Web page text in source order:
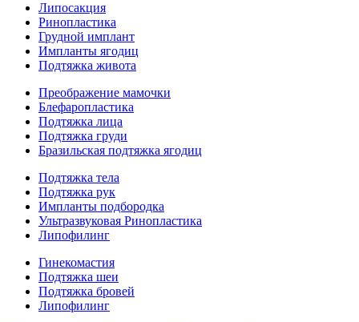
Липосакция
Ринопластика
Грудной имплант
Импланты ягодиц
Подтяжка живота
Преображение мамочки
Блефаропластика
Подтяжка лица
Подтяжка груди
Бразильская подтяжка ягодиц
Подтяжка тела
Подтяжка рук
Импланты подбородка
Ультразвуковая Ринопластика
Липофилинг
Гинекомастия
Подтяжка шеи
Подтяжка бровей
Липофилинг